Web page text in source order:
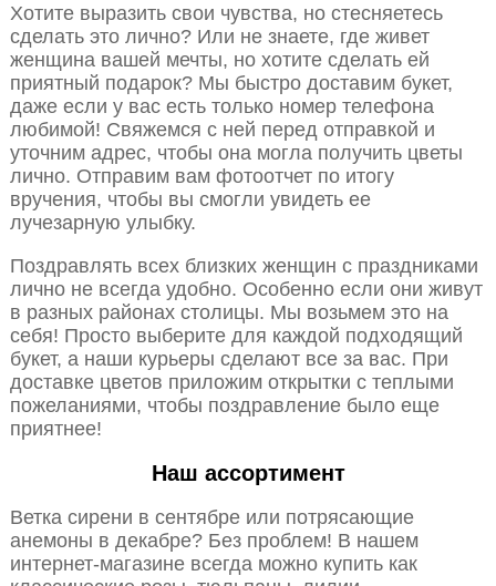
Хотите выразить свои чувства, но стесняетесь
сделать это лично? Или не знаете, где живет
женщина вашей мечты, но хотите сделать ей
приятный подарок? Мы быстро доставим букет,
даже если у вас есть только номер телефона
любимой! Свяжемся с ней перед отправкой и
уточним адрес, чтобы она могла получить цветы
лично. Отправим вам фотоотчет по итогу
вручения, чтобы вы смогли увидеть ее
лучезарную улыбку.
Поздравлять всех близких женщин с праздниками
лично не всегда удобно. Особенно если они живут
в разных районах столицы. Мы возьмем это на
себя! Просто выберите для каждой подходящий
букет, а наши курьеры сделают все за вас. При
доставке цветов приложим открытки с теплыми
пожеланиями, чтобы поздравление было еще
приятнее!
Наш ассортимент
Ветка сирени в сентябре или потрясающие
анемоны в декабре? Без проблем! В нашем
интернет-магазине всегда можно купить как